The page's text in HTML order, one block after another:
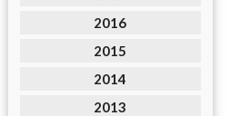
2016
2015
2014
2013